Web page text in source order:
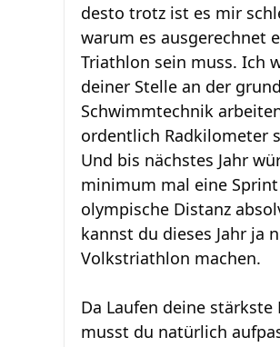
desto trotz ist es mir
warum es ausgerechnet
Triathlon sein muss. Ich
deiner Stelle an der
Schwimmtechnik
ordentlich Radkilometer
Und bis nächstes Jahr
minimum mal eine
olympische Distanz
kannst du dieses Jahr ja
Volkstriathlon machen.
Da Laufen deine stärkste
musst du natürlich